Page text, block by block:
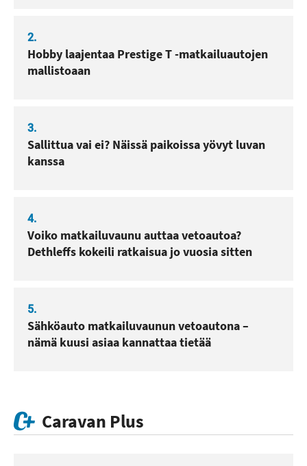
2.
Hobby laajentaa Prestige T -matkailuautojen
mallistoaan
3.
Sallittua vai ei? Näissä paikoissa yövyt luvan
kanssa
4.
Voiko matkailuvaunu auttaa vetoautoa?
Dethleffs kokeili ratkaisua jo vuosia sitten
5.
Sähköauto matkailuvaunun vetoautona –
nämä kuusi asiaa kannattaa tietää
Caravan Plus